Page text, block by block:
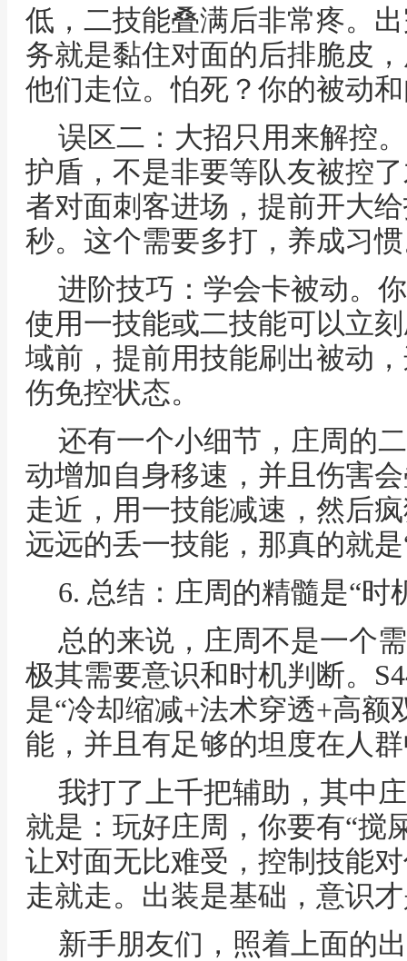
低，二技能叠满后非常疼。
务就是黏住对面的后排脆皮
他们走位。怕死？你的被动
误区二：大招只用来解控
护盾，不是非要等队友被控
者对面刺客进场，提前开大
秒。这个需要多打，养成习
进阶技巧：学会卡被动。
使用一技能或二技能可以立
域前，提前用技能刷出被动
伤免控状态。
还有一个小细节，庄周的
动增加自身移速，并且伤害
走近，用一技能减速，然后
远远的丢一技能，那真的就是
6. 总结：庄周的精髓是“时
总的来说，庄周不是一个
极其需要意识和时机判断。
是“冷却缩减+法术穿透+高额
能，并且有足够的坦度在人
我打了上千把辅助，其中
就是：玩好庄周，你要有“搅
让对面无比难受，控制技能
走就走。出装是基础，意识
新手朋友们，照着上面的